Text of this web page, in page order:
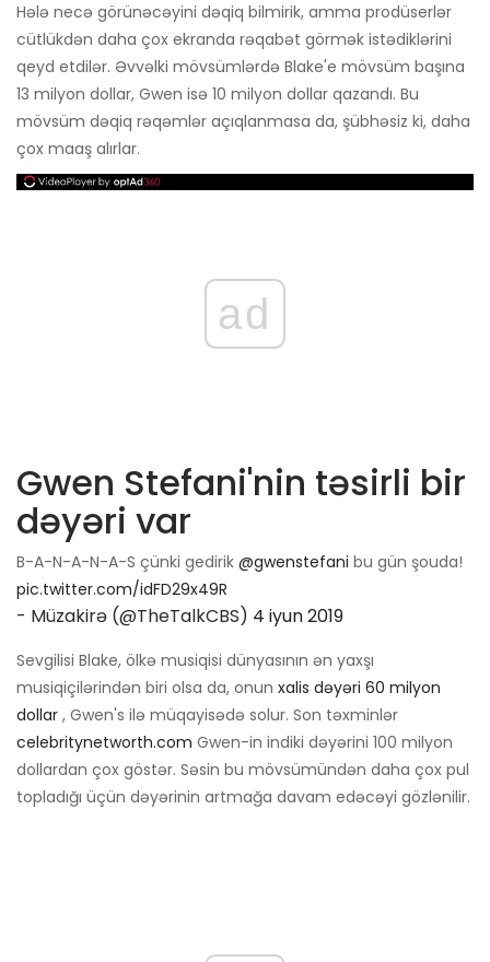
Hələ necə görünəcəyini dəqiq bilmirik, amma prodüserlər
cütlükdən daha çox ekranda rəqabət görmək istədiklərini
qeyd etdilər. Əvvəlki mövsümlərdə Blake'e mövsüm başına
13 milyon dollar, Gwen isə 10 milyon dollar qazandı. Bu
mövsüm dəqiq rəqəmlər açıqlanmasa da, şübhəsiz ki, daha
çox maaş alırlar.
ad
Gwen Stefani'nin təsirli bir
dəyəri var
B-A-N-A-N-A-S çünki gedirik @gwenstefani bu gün şouda!
pic.twitter.com/idFD29x49R
- Müzakirə (@TheTalkCBS) 4 iyun 2019
Sevgilisi Blake, ölkə musiqisi dünyasının ən yaxşı
musiqiçilərindən biri olsa da, onun xalis dəyəri 60 milyon
dollar , Gwen's ilə müqayisədə solur. Son təxminlər
celebritynetworth.com Gwen-in indiki dəyərini 100 milyon
dollardan çox göstər. Səsin bu mövsümündən daha çox pul
topladığı üçün dəyərinin artmağa davam edəcəyi gözlənilir.